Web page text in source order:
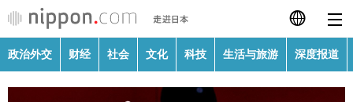
日本語
政治外交 财经 社会 文化 科技 生活与旅游 深度报道